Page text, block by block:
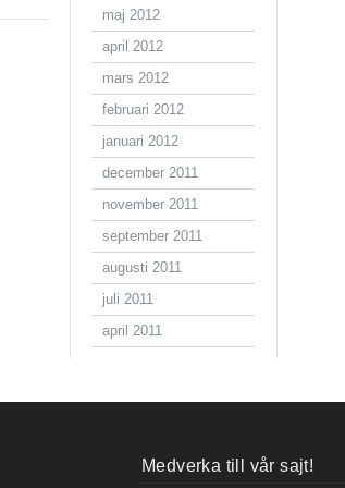
maj 2012
april 2012
mars 2012
februari 2012
januari 2012
december 2011
november 2011
september 2011
augusti 2011
juli 2011
april 2011
Medverka till vår sajt!